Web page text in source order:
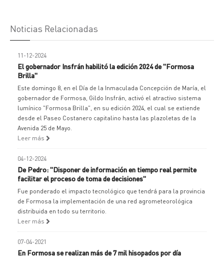
Noticias Relacionadas
11-12-2024
El gobernador Insfrán habilitó la edición 2024 de "Formosa
Brilla"
Este domingo 8, en el Día de la Inmaculada Concepción de María, el
gobernador de Formosa, Gildo Insfrán, activó el atractivo sistema
lumínico "Formosa Brilla", en su edición 2024, el cual se extiende
desde el Paseo Costanero capitalino hasta las plazoletas de la
Avenida 25 de Mayo.
Leer más
04-12-2024
De Pedro: "Disponer de información en tiempo real permite
facilitar el proceso de toma de decisiones"
Fue ponderado el impacto tecnológico que tendrá para la provincia
de Formosa la implementación de una red agrometeorológica
distribuida en todo su territorio.
Leer más
07-04-2021
En Formosa se realizan más de 7 mil hisopados por día